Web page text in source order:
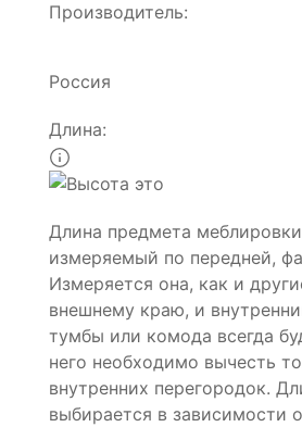
Производитель:
Россия
Длина:
Длина предмета
измеряемый по передней,
Измеряется она, как и
внешнему краю, и
тумбы или комода всегда
него необходимо вычесть
внутренних перегородок.
выбирается в зависимости